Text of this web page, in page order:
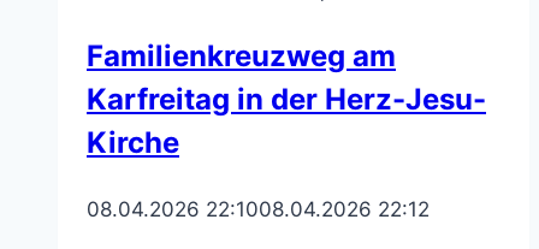
Familienkreuzweg am
Karfreitag in der Herz-Jesu-
Kirche
08.04.2026 22:1008.04.2026 22:12